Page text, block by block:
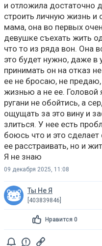
и отложила достаточно
строить личную жизнь и
мама, она во первых
девушке съехать жить
что то из ряда вон. Она
это будет нужно, даже в
принимать он на отказ
ее не бросаю, не
жизнью а не ее. Головой
ругани не обойтись, а
ощущать за это вину и
злиться. У нее есть
боюсь что и это
ее расстраивать, но и
Я не знаю
09 декабря 2025, 11:08
Ты Не Я
[403839846]
Нравится 0